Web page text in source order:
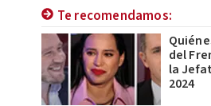
Te recomendamos:
del
la
2024